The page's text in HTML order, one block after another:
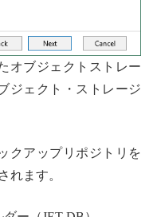
オブジェクトストレー
ジェクト・ストレージ
クアップリポジトリを
れます。